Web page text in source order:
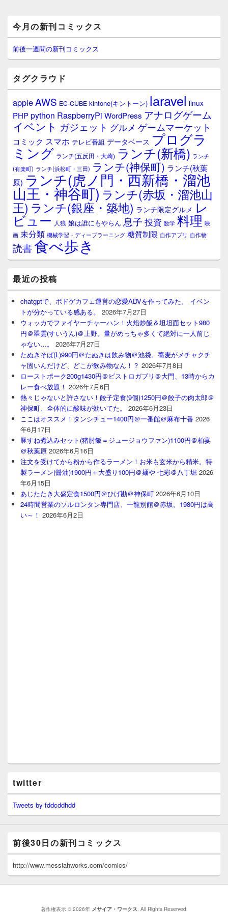
イ
ン
サ
イ
ウ
ィ
ジ
ェ
ア
今月の新刊コミックス
前後一週間の新刊コミックス
タグクラウド
appleAWS EC-CUBE kintone(キントーン) laravel linux
PHPpython RaspberryPi WordPress アナログゲーム
イベント ガジェット グルメ ゲームマーケット
コミック スマホ テレビ番組 データベース プログラ
ミング ランチ(五反田・大崎) ランチ(新橋) ランチ
(有楽町) ランチ(浜松町・三田) ランチ(神保町) ランチ(秋葉
原) ランチ(虎ノ門・西新橋・溜池
山王・神谷町) ランチ(赤坂・溜池山
王) ランチ(銀座・築地) ランチ限定グルメ レ
ビュー 人狼 娘は誰にもやらん 息子 投資 数学 料理 映
画 未分類 機械学習・ディープラーニング 糖質制限 自作アプリ 自作物
読書食べ歩き
最近の投稿
chatgptで、ボドゲカフェ運営の恋愛ADVを作ってみた。 イベン
トが分かっている感ある。
2026年7月27日
ウォッカでファイヤーチャーハン！火焰炒飯＆坦坦面セット980
円＠翠雲(すいうん)＠上野。量がめっちゃ多くて絶対に一人前じ
ゃない…。
2026年7月27日
たぬきそば(L)990円＠たぬきは飲み物＠池袋。蕎麦がメチャクチ
ャ固いんだけど、どこが飲み物なん！？ 2026年7月8日
ローストポーク200g1430円＠ビストロガブリ＠大門、13時からカ
レー食べ放題！ 2026年7月6日
熱々じゃないと許さない！餃子定食(9個)1250円＠餃子の肉太郎＠
神保町、全体的に酸味が効いてた。
2026年6月23日
ここはオススメ！タンシチュー1400円＠一番館＠麻布十番 2026
年6月17日
豚すね煮込みセット(猪肘飯＝ジュージョウファン)1100円＠柏宴
＠秋葉原 2026年6月16日
注文を受けてから粉から作るラーメン！お米も玄米から精米。特
製ラーメン(醤油)1900円＋大盛り100円＠麺や 七彩＠八丁堀 2026
年6月15日
あじたたき大盛定食1500円＠ひげ勘＠神保町 2026年6月10日
24時間営業のソルロンタン専門店、一龍別館＠赤坂。1980円は高
い～！ 2026年6月2日
twitter
Tweets by fddcddhdd
前後30日の新刊コミックス
http://www.messiahworks.com/comics/
著作権表示 © 2026年 メサイア・ワークス. All Rights Reserved.